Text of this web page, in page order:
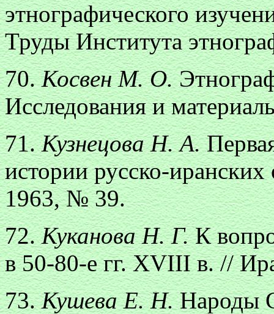
этнографического
Труды Института
70.Косвен М. О.
Исследования и
71.Кузнецова Н. А.
истории русско-
1963, № 39.
72.Куканова Н. Г.К
в 50-80-е гг. XVIII в. //
73.Кушева Е. Н.Народы